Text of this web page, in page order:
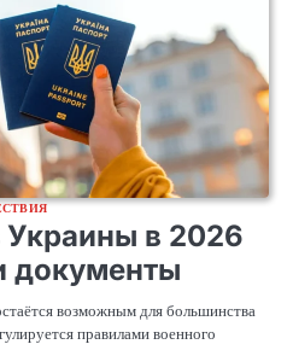
Украины в 2026
документы
возможным для большинства
правилами военного